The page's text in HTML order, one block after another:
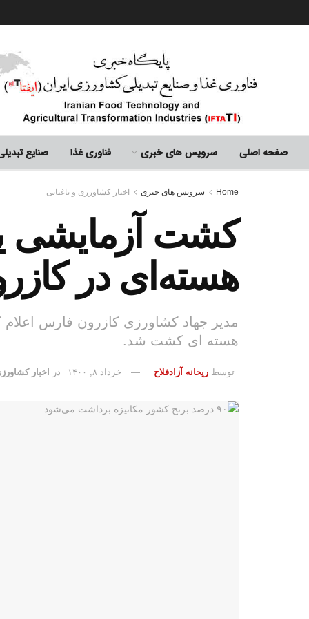
صفحه اصلی سرویس های خبری فناوری غذا صنایع
Home سرویس های خبری اخبار کشاورزی و باغبانی
کشت آزمایشی
هسته‌ای در
مدیر جهاد کشاورزی کازرون فارس اعلام
هسته ای کشت شد.
توسط ریحانه آزادفلاح خرداد ۸, ۱۴۰۰ در اخبار